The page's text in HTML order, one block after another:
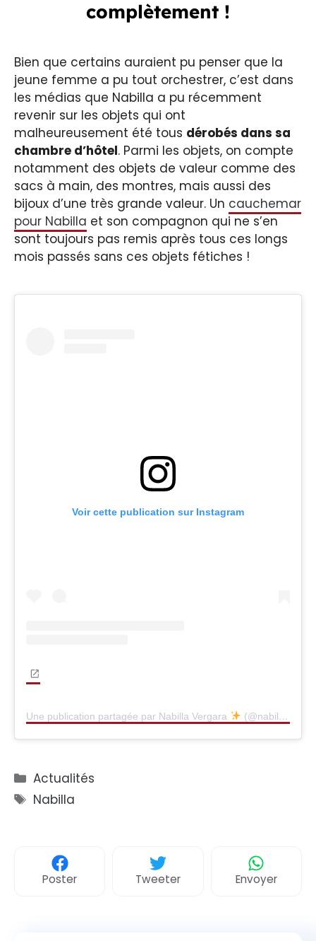
complètement !
Bien que certains auraient pu penser que la
jeune femme a pu tout orchestrer, c’est dans
les médias que Nabilla a pu récemment
revenir sur les objets qui ont
malheureusement été tous dérobés dans sa
chambre d’hôtel. Parmi les objets, on compte
notamment des objets de valeur comme des
sacs à main, des montres, mais aussi des
bijoux d’une très grande valeur. Un cauchemar
pour Nabilla et son compagnon qui ne s’en
sont toujours pas remis après tous ces longs
mois passés sans ces objets fétiches !
Voir cette publication sur Instagram
Une publication partagée par Nabilla Vergara (@nabilla)
Catégories
Actualités
Étiquettes
Nabilla
Poster Tweeter Envoyer